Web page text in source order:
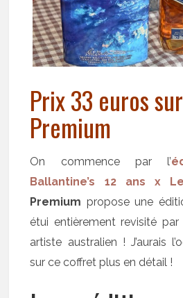
Prix 33 euros
Premium
On commence par l’
Ballantine’s 12 ans x
Premium propose une
étui entièrement revisité
artiste australien ! J’aurais
sur ce coffret plus en détail !